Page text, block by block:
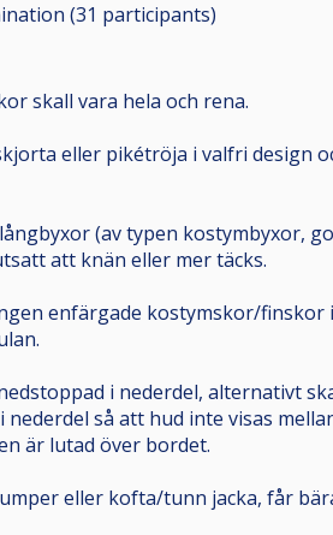
(31 participants)
skall vara hela och rena.
eller pikétröja i valfri design
(av typen kostymbyxor,
att knän eller mer täcks.
enfärgade kostymskor/
i nederdel, alternativt
så att hud inte visas
är lutad över bordet.
eller kofta/tunn jacka, får